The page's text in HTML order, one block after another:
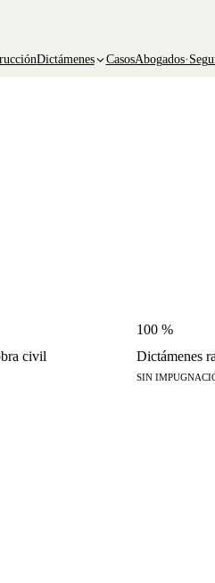
Dictámenes Casos
civil
100 %
Dictámenes
SIN